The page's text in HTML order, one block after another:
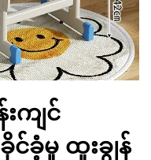
းကျင်
င်ခံ့မှု ထူးချွန်